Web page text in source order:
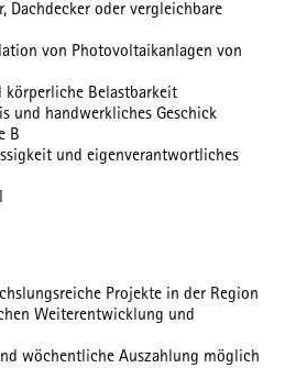
Dachdecker oder vergleichbare
von Photovoltaikanlagen von
Belastbarkeit
und handwerkliches Geschick
B
und eigenverantwortliches
Projekte in der Region
Weiterentwicklung und
wöchentliche Auszahlung möglich